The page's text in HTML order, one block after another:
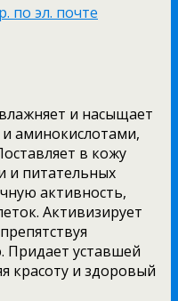
по эл. почте
и насыщает
аминокислотами,
в кожу
и питательных
активность,
Активизирует
Придает уставшей
красоту и здоровый